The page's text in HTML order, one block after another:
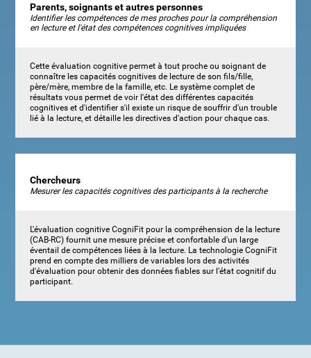
Parents, soignants et autres personnes
Identifier les compétences de mes proches pour la compréhension
en lecture et l'état des compétences cognitives impliquées
Cette évaluation cognitive permet à tout proche ou soignant de
connaître les capacités cognitives de lecture de son fils/fille,
père/mère, membre de la famille, etc. Le système complet de
résultats vous permet de voir l'état des différentes capacités
cognitives et d'identifier s'il existe un risque de souffrir d'un trouble
lié à la lecture, et détaille les directives d'action pour chaque cas.
Chercheurs
Mesurer les capacités cognitives des participants à la recherche
L'évaluation cognitive CogniFit pour la compréhension de la lecture
(CAB-RC) fournit une mesure précise et confortable d'un large
éventail de compétences liées à la lecture. La technologie CogniFit
prend en compte des milliers de variables lors des activités
d'évaluation pour obtenir des données fiables sur l'état cognitif du
participant.